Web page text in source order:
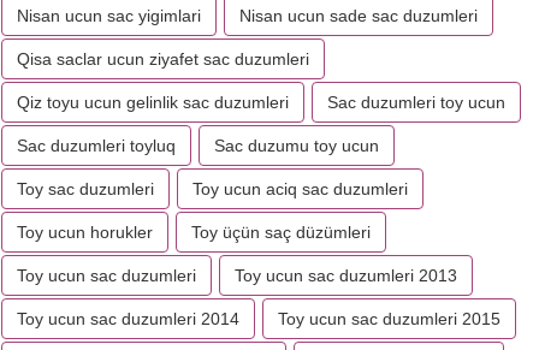
Nisan ucun sac yigimlari Nisan ucun sade sac duzumleri
Qisa saclar ucun ziyafet sac duzumleri
Qiz toyu ucun gelinlik sac duzumleri Sac duzumleri toy ucun
Sac duzumleri toyluq Sac duzumu toy ucun
Toy sac duzumleri Toy ucun aciq sac duzumleri
Toy ucun horukler Toy üçün saç düzümleri
Toy ucun sac duzumleri Toy ucun sac duzumleri 2013
Toy ucun sac duzumleri 2014 Toy ucun sac duzumleri 2015